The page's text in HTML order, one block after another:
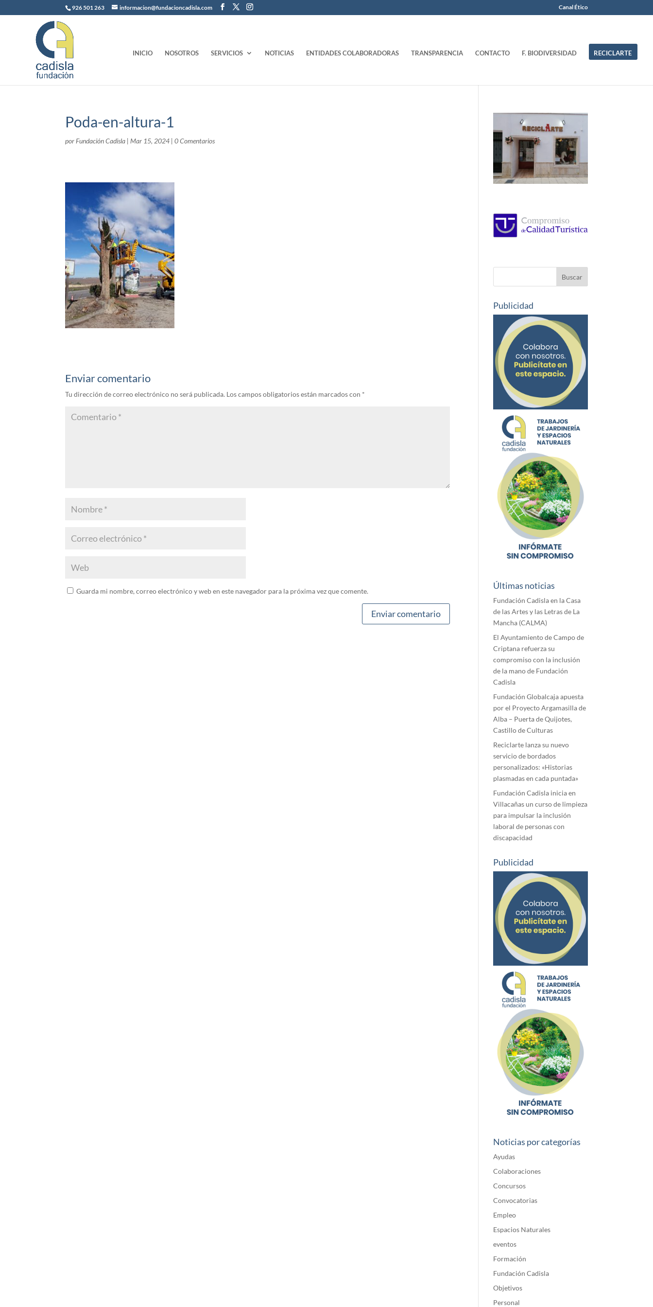
926 501 263 informacion@fundacioncadisla.com Canal Ético
INICIO NOSOTROS SERVICIOS NOTICIAS ENTIDADES COLABORADORAS TRANSPARENCIA CONTACTO F. BIODIVERSIDAD RECICLARTE
Poda-en-altura-1
por Fundación Cadisla | Mar 15, 2024 |0 Comentarios
Enviar comentario
Tu dirección de correo electrónico no será publicada. Los campos obligatorios están marcados con *
Guarda mi nombre, correo electrónico y web en este navegador para la próxima vez que comente.
Publicidad
Últimas noticias
Fundación Cadisla en la Casa
de las Artes y las Letras de La
Mancha (CALMA)
El Ayuntamiento de Campo de
Criptana refuerza su
compromiso con la inclusión
de la mano de Fundación
Cadisla
Fundación Globalcaja apuesta
por el Proyecto Argamasilla de
Alba – Puerta de Quijotes,
Castillo de Culturas
Reciclarte lanza su nuevo
servicio de bordados
personalizados: «Historias
plasmadas en cada puntada»
Fundación Cadisla inicia en
Villacañas un curso de limpieza
para impulsar la inclusión
laboral de personas con
discapacidad
Publicidad
Noticias por categorías
Ayudas
Colaboraciones
Concursos
Convocatorias
Empleo
Espacios Naturales
eventos
Formación
Fundación Cadisla
Objetivos
Personal